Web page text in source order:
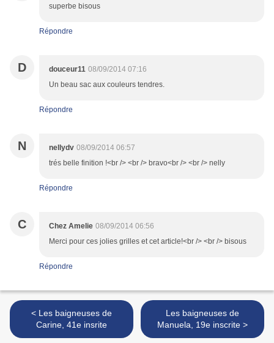
superbe bisous
Répondre
D douceur11 08/09/2014 07:16
Un beau sac aux couleurs tendres.
Répondre
N nellydv 08/09/2014 06:57
trés belle finition !<br /> <br /> bravo<br /> <br /> nelly
Répondre
C Chez Amelie 08/09/2014 06:56
Merci pour ces jolies grilles et cet article!<br /> <br /> bisous
Répondre
< Les baigneuses de
Carine, 41e insrite
Les baigneuses de
Manuela, 19e inscrite >